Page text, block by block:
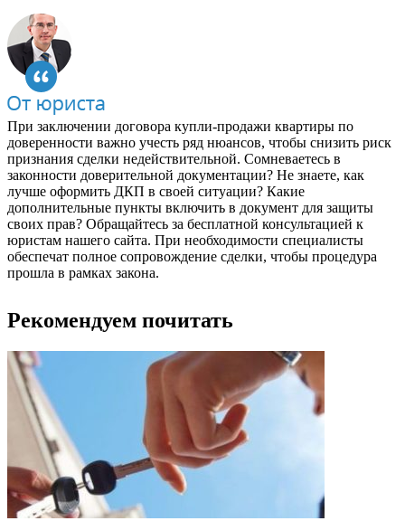
При заключении договора купли-продажи квартиры по
доверенности важно учесть ряд нюансов, чтобы снизить риск
признания сделки недействительной. Сомневаетесь в
законности доверительной документации? Не знаете, как
лучше оформить ДКП в своей ситуации? Какие
дополнительные пункты включить в документ для защиты
своих прав? Обращайтесь за бесплатной консультацией к
юристам нашего сайта. При необходимости специалисты
обеспечат полное сопровождение сделки, чтобы процедура
прошла в рамках закона.
Рекомендуем почитать